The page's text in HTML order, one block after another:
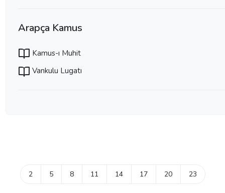
Arapça Kamus
Kamus-ı Muhit
Vankulu Lugatı
2 5 8 11 14 17 20 23